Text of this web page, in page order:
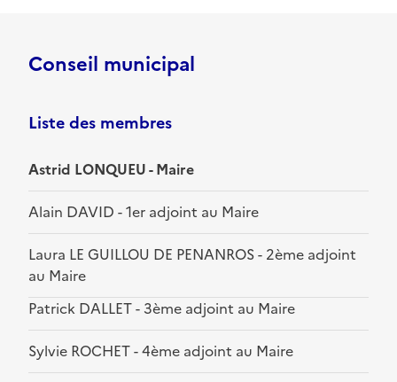
Conseil municipal
Liste des membres
Astrid LONQUEU - Maire
Alain DAVID - 1er adjoint au Maire
Laura LE GUILLOU DE PENANROS - 2ème adjoint
au Maire
Patrick DALLET - 3ème adjoint au Maire
Sylvie ROCHET - 4ème adjoint au Maire